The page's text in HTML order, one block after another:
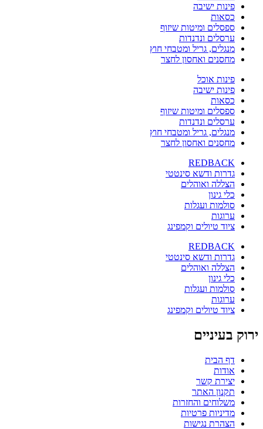
פינות ישיבה
כסאות
ספסלים ומיטות שיזוף
ערסלים ונדנדות
מנגלים, גריל ומטבחי חוץ
מחסנים ואחסון לחצר
פינות אוכל
פינות ישיבה
כסאות
ספסלים ומיטות שיזוף
ערסלים ונדנדות
מנגלים, גריל ומטבחי חוץ
מחסנים ואחסון לחצר
REDBACK
גדרות ודשא סינטטי
הצללה ואוהלים
כלי גינון
סולמות ועגלות
ערוגות
ציוד טיולים וקמפינג
REDBACK
גדרות ודשא סינטטי
הצללה ואוהלים
כלי גינון
סולמות ועגלות
ערוגות
ציוד טיולים וקמפינג
ירוק בעיניים
דף הבית
אודות
יצירת קשר
תקנון האתר
משלוחים והחזרות
מדיניות פרטיות
הצהרת נגישות